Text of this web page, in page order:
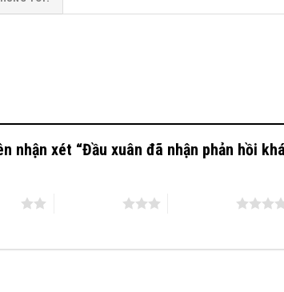
nhận xét “Đầu xuân đã nhận phản hồi